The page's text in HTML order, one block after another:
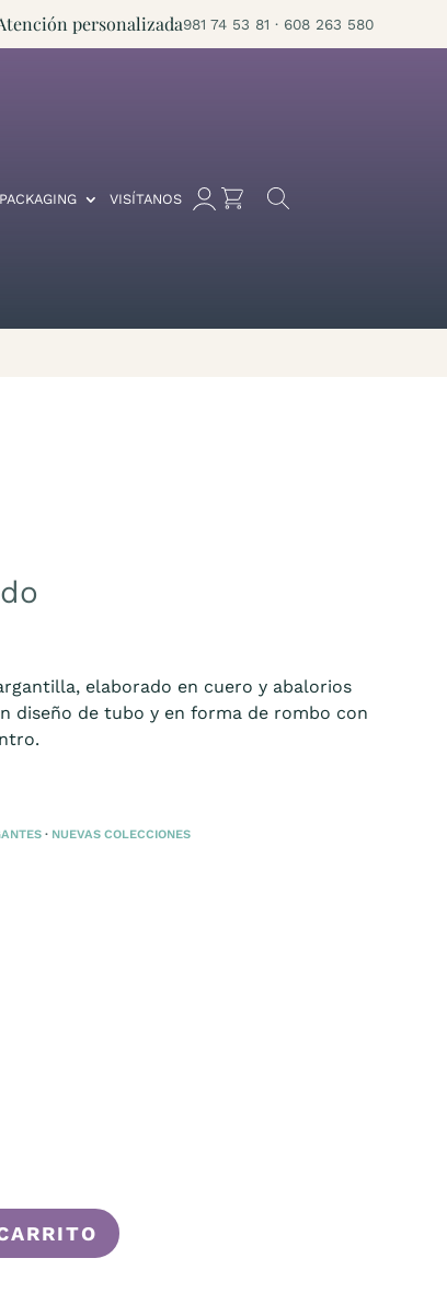
personalizada981 74 53 81 · 608 263 580
PACKAGING VISÍTANOS
elaborado en cuero y abalorios
diseño de tubo y en forma de rombo con
· NUEVAS COLECCIONES